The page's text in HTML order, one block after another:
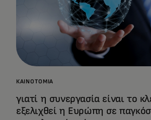
ΚΑΙΝΟΤΟΜΊΑ
γιατί η συνεργασία είναι το
εξελιχθεί η Ευρώπη σε